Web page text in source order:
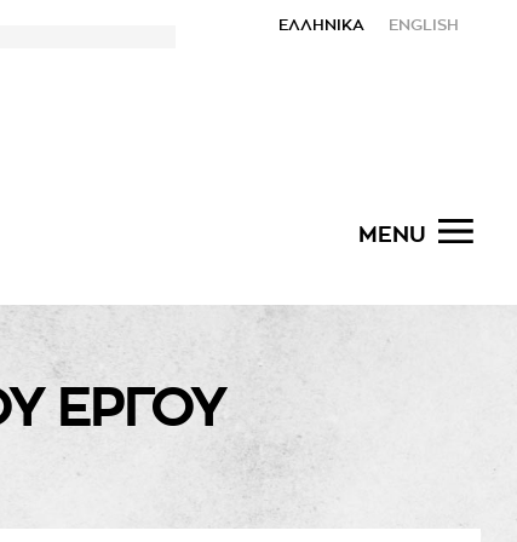
ΕΛΛΗΝΙΚΑ ENGLISH
MENU
ΕΡΓΟΥ